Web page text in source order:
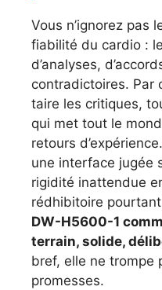
Vous n’ignorez pas
fiabilité du cardio :
d’analyses,
contradictoires. Par
taire les critiques,
qui met tout le
retours
une interface jugée
rigidité inattendue
rédhibitoire
DW-H5600-1
terrain, solide,
bref, elle ne trompe
promesses.